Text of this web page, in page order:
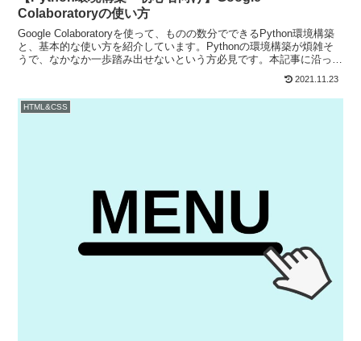
Colaboratoryの使い方
Google Colaboratoryを使って、ものの数分でできるPython環境構築
と、基本的な使い方を紹介しています。Pythonの環境構築が煩雑そ
うで、なかなか一歩踏み出せないという方必見です。本記事に沿っ
2021.11.23
HTML&CSS